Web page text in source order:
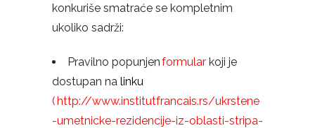
konkuriše smatraće se kompletnim
ukoliko sadrži:
Pravilno popunjenformular koji je
dostupan na linku
(http://www.institutfrancais.rs/ukrstene
-umetnicke-rezidencije-iz-oblasti-stripa-